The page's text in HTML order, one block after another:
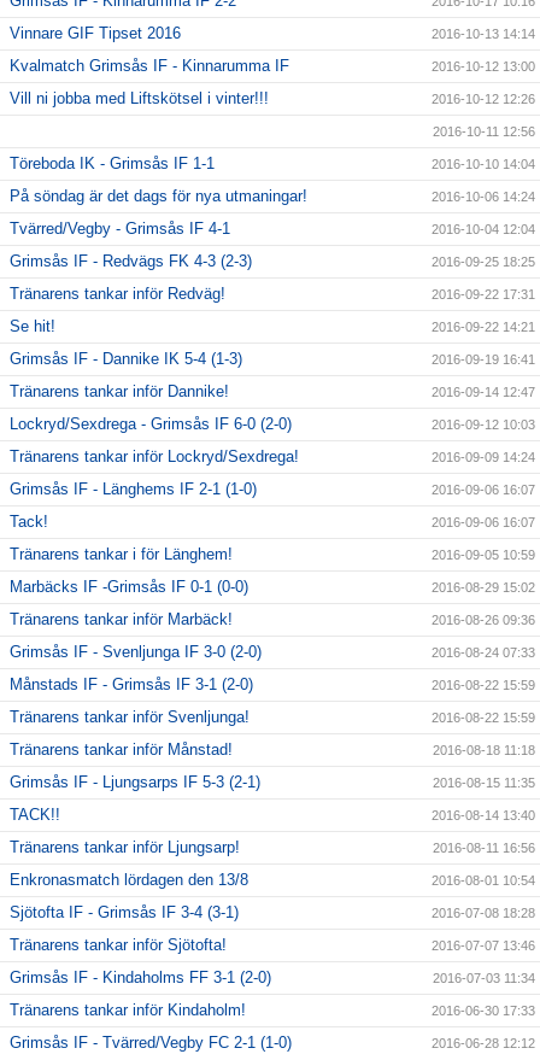
Vinnare GIF Tipset 2016 2016-10-13 14:14
Kvalmatch Grimsås IF - Kinnarumma IF 2016-10-12 13:00
Vill ni jobba med Liftskötsel i vinter!!! 2016-10-12 12:26
2016-10-11 12:56
Töreboda IK - Grimsås IF 1-1 2016-10-10 14:04
På söndag är det dags för nya utmaningar! 2016-10-06 14:24
Tvärred/Vegby - Grimsås IF 4-1 2016-10-04 12:04
Grimsås IF - Redvägs FK 4-3 (2-3) 2016-09-25 18:25
Tränarens tankar inför Redväg! 2016-09-22 17:31
Se hit! 2016-09-22 14:21
Grimsås IF - Dannike IK 5-4 (1-3) 2016-09-19 16:41
Tränarens tankar inför Dannike! 2016-09-14 12:47
Lockryd/Sexdrega - Grimsås IF 6-0 (2-0) 2016-09-12 10:03
Tränarens tankar inför Lockryd/Sexdrega! 2016-09-09 14:24
Grimsås IF - Länghems IF 2-1 (1-0) 2016-09-06 16:07
Tack! 2016-09-06 16:07
Tränarens tankar i för Länghem! 2016-09-05 10:59
Marbäcks IF -Grimsås IF 0-1 (0-0) 2016-08-29 15:02
Tränarens tankar inför Marbäck! 2016-08-26 09:36
Grimsås IF - Svenljunga IF 3-0 (2-0) 2016-08-24 07:33
Månstads IF - Grimsås IF 3-1 (2-0) 2016-08-22 15:59
Tränarens tankar inför Svenljunga! 2016-08-22 15:59
Tränarens tankar inför Månstad! 2016-08-18 11:18
Grimsås IF - Ljungsarps IF 5-3 (2-1) 2016-08-15 11:35
TACK!! 2016-08-14 13:40
Tränarens tankar inför Ljungsarp! 2016-08-11 16:56
Enkronasmatch lördagen den 13/8 2016-08-01 10:54
Sjötofta IF - Grimsås IF 3-4 (3-1) 2016-07-08 18:28
Tränarens tankar inför Sjötofta! 2016-07-07 13:46
Grimsås IF - Kindaholms FF 3-1 (2-0) 2016-07-03 11:34
Tränarens tankar inför Kindaholm! 2016-06-30 17:33
Grimsås IF - Tvärred/Vegby FC 2-1 (1-0) 2016-06-28 12:12